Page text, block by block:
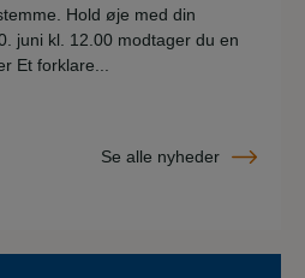
Hold øje med din
juni kl. 12.00 modtager du en
Et forklare...
Se alle nyheder